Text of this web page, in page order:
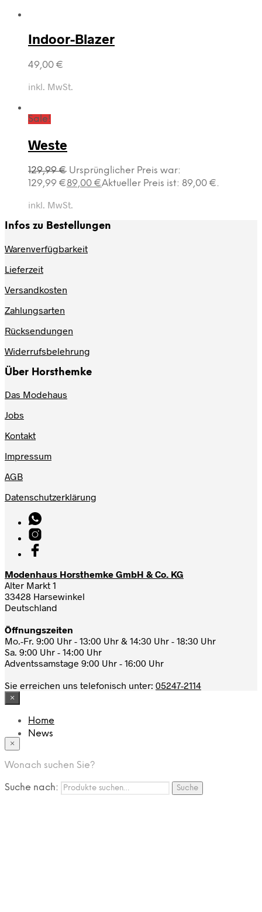
Indoor-Blazer
49,00 €
inkl. MwSt.
Sale!
Weste
129,99€ Ursprünglicher Preis war:
129,99 €89,00 €Aktueller Preis ist: 89,00 €.
inkl. MwSt.
Infos zu Bestellungen
Warenverfügbarkeit
Lieferzeit
Versandkosten
Zahlungsarten
Rücksendungen
Widerrufsbelehrung
Über Horsthemke
Das Modehaus
Jobs
Kontakt
Impressum
AGB
Datenschutzerklärung
Modenhaus Horsthemke GmbH & Co. KG
Alter Markt 1
33428 Harsewinkel
Deutschland
Öffnungszeiten
Mo.-Fr. 9:00 Uhr - 13:00 Uhr & 14:30 Uhr - 18:30 Uhr
Sa. 9:00 Uhr - 14:00 Uhr
Adventssamstage 9:00 Uhr - 16:00 Uhr
Sie erreichen uns telefonisch unter: 05247-2114
×
Home
News
App
FAQ
Nutzungbedingungen
Marken
×
Wonach suchen Sie?
Suche nach: Suche